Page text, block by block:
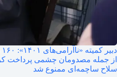
سلاح ساچمه‌ای ممنوع شد